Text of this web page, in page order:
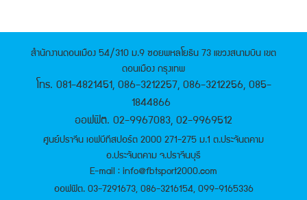
สำนักงานดอนเมือง 54/310 ม.9 ซอยพหลโยธิน 73 แขวงสนามบิน เขต
ดอนเมือง กรุงเทพ
โทร. 081-4821451, 086-3212257, 086-3212256, 085-
1844866
ออฟฟิต. 02-9967083, 02-9969512
ศูนย์ปราจีน เอฟบีทีสปอร์ต 2000 271-275 ม.1 ต.ประจันตคาม
อ.ประจันตคาม จ.ปราจีนบุรี
E-mail : info@fbtsport2000.com
ออฟฟิต. 03-7291673, 086-3216154, 099-9165336